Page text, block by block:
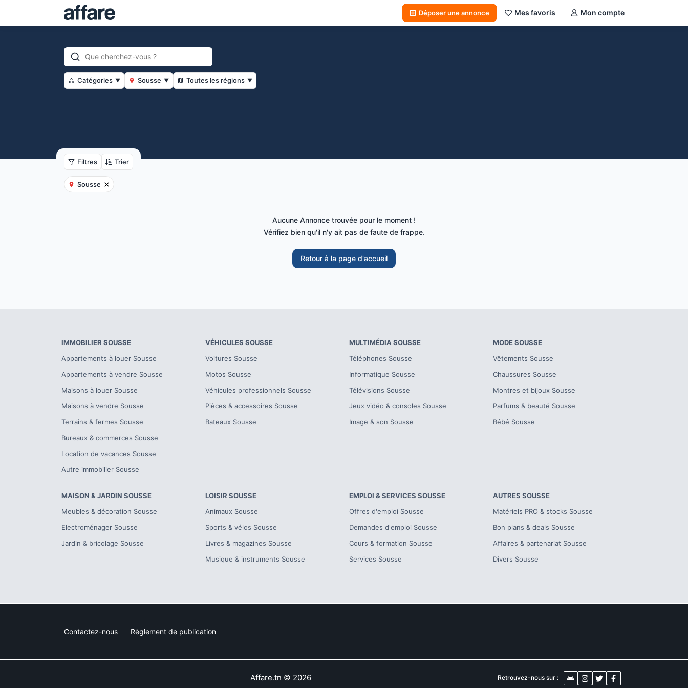
Déposer une annonce Mes favoris Mon compte
Catégories ▼ Sousse ▼ Toutes les régions ▼
Filtres Trier
Sousse
Aucune Annonce trouvée pour le moment !
Vérifiez bien qu'il n'y ait pas de faute de frappe.
Retour à la page d'accueil
IMMOBILIER SOUSSE
Appartements à louer Sousse
Appartements à vendre Sousse
Maisons à louer Sousse
Maisons à vendre Sousse
Terrains & fermes Sousse
Bureaux & commerces Sousse
Location de vacances Sousse
Autre immobilier Sousse
VÉHICULES SOUSSE
Voitures Sousse
Motos Sousse
Véhicules professionnels Sousse
Pièces & accessoires Sousse
Bateaux Sousse
MULTIMÉDIA SOUSSE
Téléphones Sousse
Informatique Sousse
Télévisions Sousse
Jeux vidéo & consoles Sousse
Image & son Sousse
MODE SOUSSE
Vêtements Sousse
Chaussures Sousse
Montres et bijoux Sousse
Parfums & beauté Sousse
Bébé Sousse
MAISON & JARDIN SOUSSE
Meubles & décoration Sousse
Electroménager Sousse
Jardin & bricolage Sousse
LOISIR SOUSSE
Animaux Sousse
Sports & vélos Sousse
Livres & magazines Sousse
Musique & instruments Sousse
EMPLOI & SERVICES SOUSSE
Offres d'emploi Sousse
Demandes d'emploi Sousse
Cours & formation Sousse
Services Sousse
AUTRES SOUSSE
Matériels PRO & stocks Sousse
Bon plans & deals Sousse
Affaires & partenariat Sousse
Divers Sousse
Contactez-nous Règlement de publication
Affare.tn © 2026 Retrouvez-nous sur :